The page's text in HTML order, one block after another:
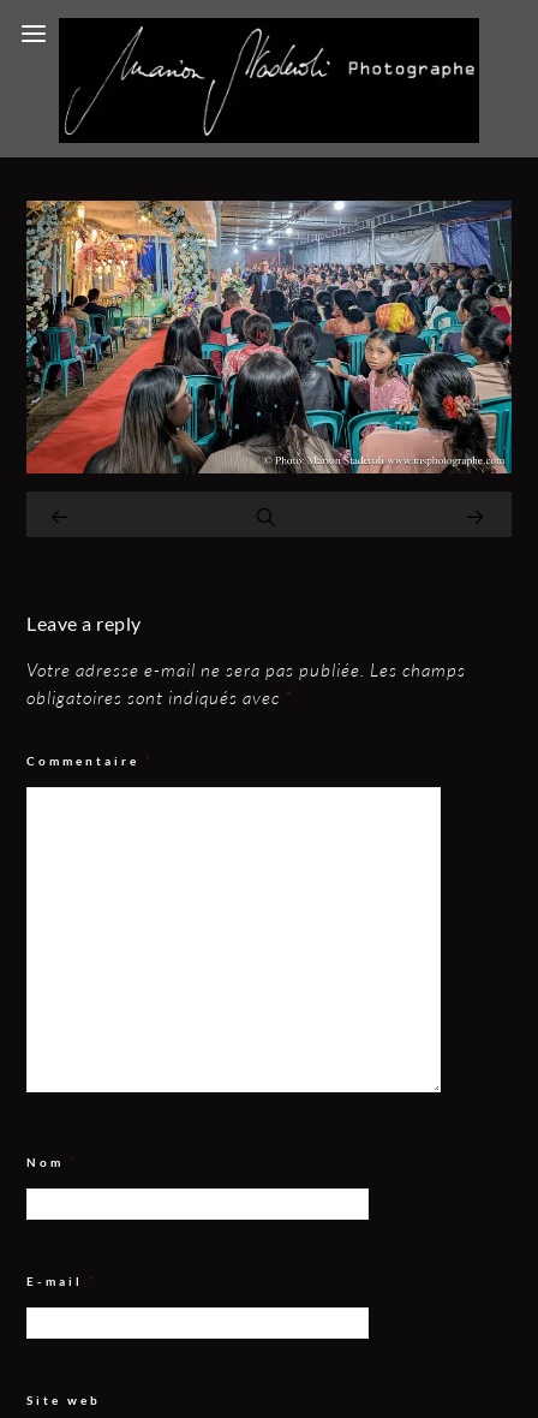
Leave a reply
Votre adresse e-mail ne sera pas publiée. Les champs
obligatoires sont indiqués avec *
Commentaire *
Nom *
E-mail *
Site web